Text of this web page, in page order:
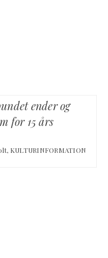
ender og
for 15 års
KULTURINFORMATION